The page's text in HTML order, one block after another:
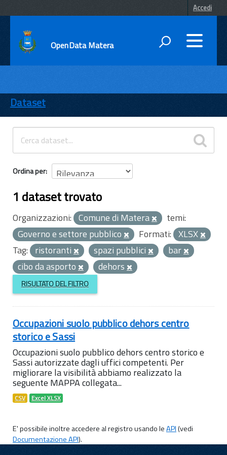
Accedi
OpenData Matera
ENTI
TEMI
INFORMAZIONI
Dataset
Ordina per
1 dataset trovato
Organizzazioni: Comune di Matera
temi:
Governo e settore pubblico
Formati: XLSX
Tag: ristoranti spazi pubblici
bar
cibo da asporto
dehors
RISULTATO DEL FILTRO
Occupazioni suolo pubblico dehors centro
storico e Sassi
Occupazioni suolo pubblico dehors centro storico e
Sassi autorizzate dagli uffici competenti. Per
migliorare la visibilità abbiamo realizzato la
seguente MAPPA collegata...
CSV Excel XLSX
E' possibile inoltre accedere al registro usando leAPI(vedi
Documentazione API).